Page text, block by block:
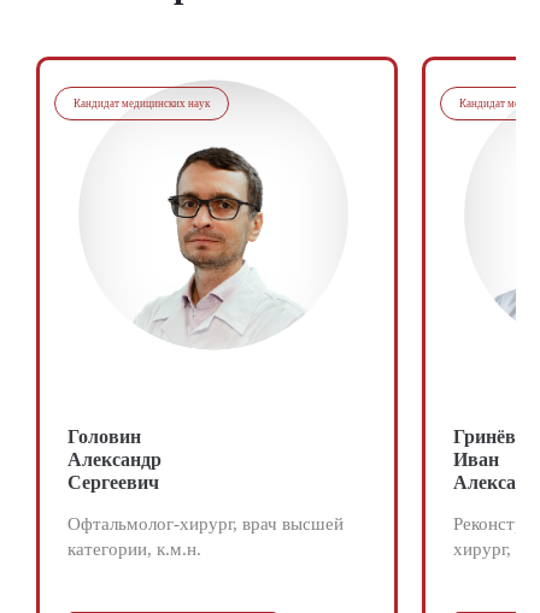
Кандидат медицинских наук
Головин
Александр
Сергеевич
Офтальмолог-хирург, врач высшей
категории, к.м.н.
Кандидат
Гринёв
Иван
хирург,